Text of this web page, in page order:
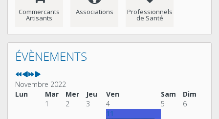
Commercants
Artisants
Associations Professionnels
de Santé
ÉVÈNEMENTS
Année
précédente
Mois
précédent
Année
suivante
Mois
suivant
Novembre 2022
Lun
Mar Mer Jeu Ven Sam
Dim
1
2 3 4 5 6
11